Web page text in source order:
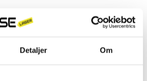
Detaljer Om